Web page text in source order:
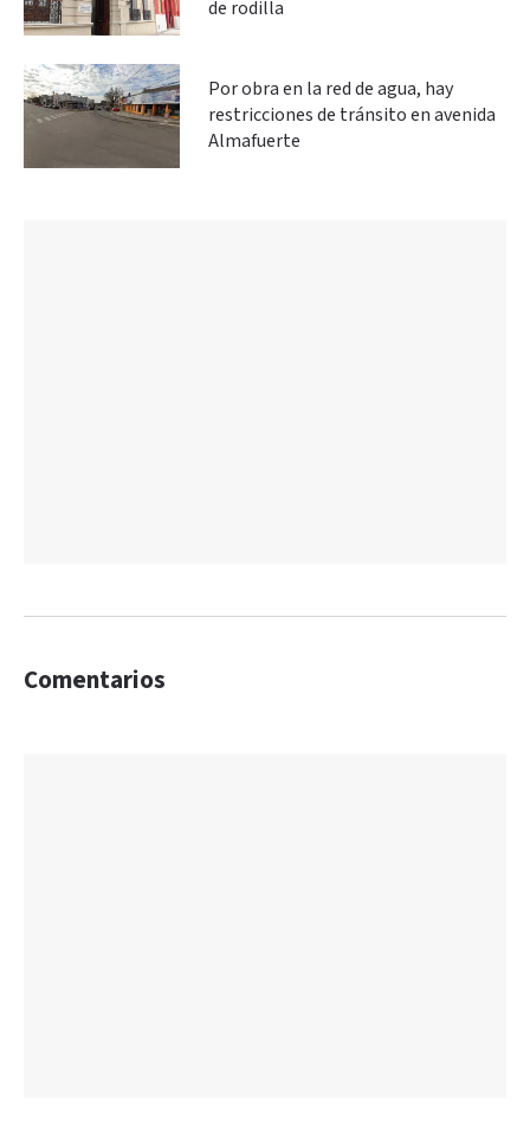
de rodilla
Por obra en la red de agua, hay
restricciones de tránsito en avenida
Almafuerte
Comentarios